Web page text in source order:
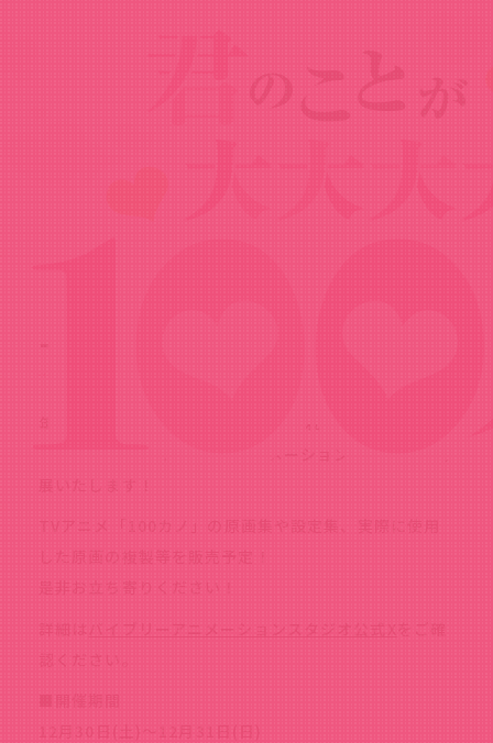
News
年末に東京ビックサイトにて開催される「コミックマー
ケット103」にバイブリーアニメーションスタジオが出
展いたします！
TVアニメ「100カノ」の原画集や設定集、実際に使用
した原画の複製等を販売予定！
是非お立ち寄りください！
詳細は
バイブリーアニメーションスタジオ公式X をご確
認ください。
■開催期間
12月30日(土)～12月31日(日)